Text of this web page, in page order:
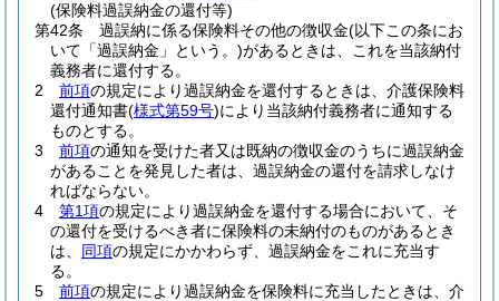
(保険料過誤納金の還付等)
第42条
過誤納に係る保険料その他の徴収金(以下この条にお
いて「過誤納金」という。)があるときは、これを当該納付
義務者に還付する。
2
前項の規定により過誤納金を還付するときは、介護保険料
還付通知書(様式第59号)により当該納付義務者に通知する
ものとする。
3
前項の通知を受けた者又は既納の徴収金のうちに過誤納金
があることを発見した者は、過誤納金の還付を請求しなけ
ればならない。
4
第1項の規定により過誤納金を還付する場合において、そ
の還付を受けるべき者に保険料の未納付のものがあるとき
は、 同項の規定にかかわらず、過誤納金をこれに充当す
る。
5
前項の規定により過誤納金を保険料に充当したときは、介